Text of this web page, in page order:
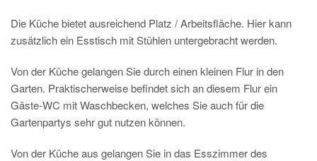
Die Küche bietet ausreichend Platz / Arbeitsfläche. Hier kann
zusätzlich ein Esstisch mit Stühlen untergebracht werden.
Von der Küche gelangen Sie durch einen kleinen Flur in den
Garten. Praktischerweise befindet sich an diesem Flur ein
Gäste-WC mit Waschbecken, welches Sie auch für die
Gartenpartys sehr gut nutzen können.
Von der Küche aus gelangen Sie in das Esszimmer des